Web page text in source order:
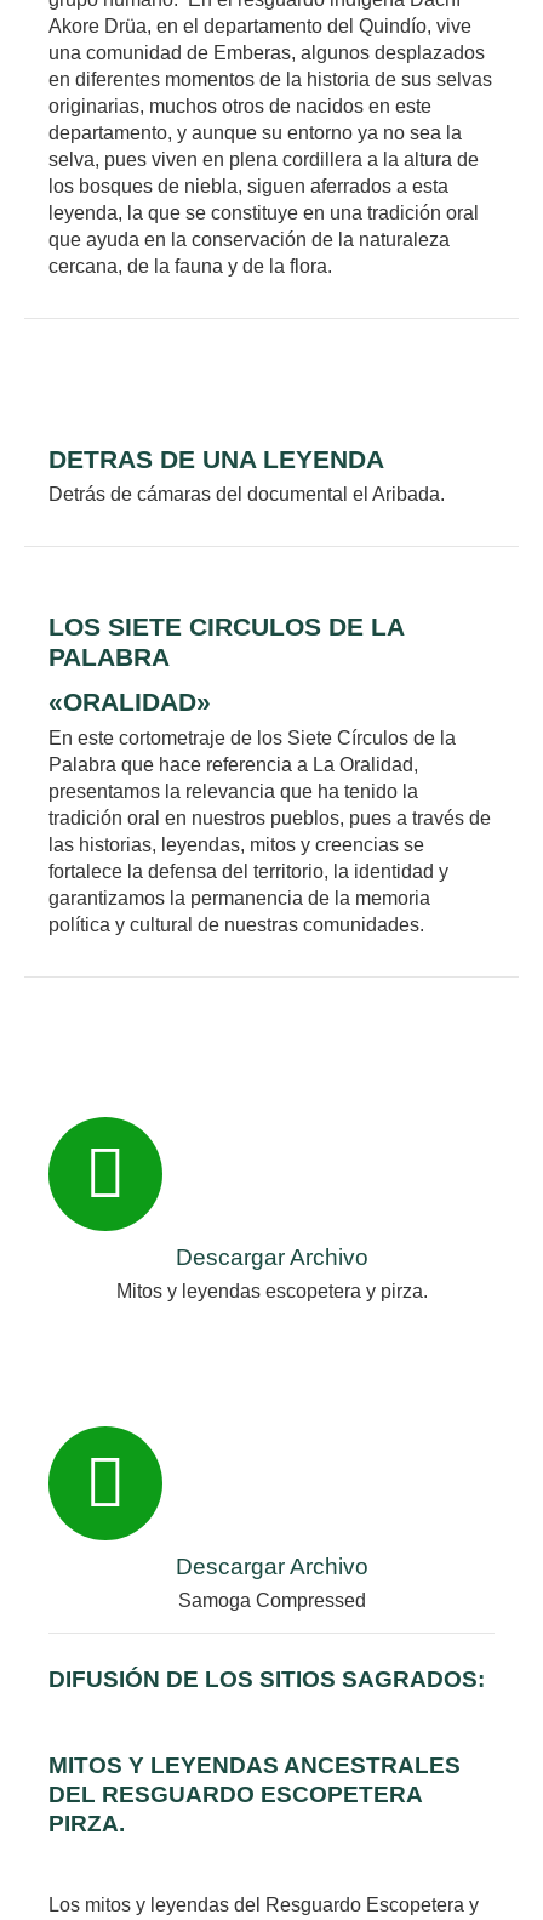
Akore Drüa, en el departamento del Quindío, vive
una comunidad de Emberas, algunos desplazados
en diferentes momentos de la historia de sus selvas
originarias, muchos otros de nacidos en este
departamento, y aunque su entorno ya no sea la
selva, pues viven en plena cordillera a la altura de
los bosques de niebla, siguen aferrados a esta
leyenda, la que se constituye en una tradición oral
que ayuda en la conservación de la naturaleza
cercana, de la fauna y de la flora.
DETRAS DE UNA LEYENDA
Detrás de cámaras del documental el Aribada.
LOS SIETE CIRCULOS DE LA
PALABRA
«ORALIDAD»
En este cortometraje de los Siete Círculos de la
Palabra que hace referencia a La Oralidad,
presentamos la relevancia que ha tenido la
tradición oral en nuestros pueblos, pues a través de
las historias, leyendas, mitos y creencias se
fortalece la defensa del territorio, la identidad y
garantizamos la permanencia de la memoria
política y cultural de nuestras comunidades.
Descargar Archivo
Mitos y leyendas escopetera y pirza.
Descargar Archivo
Samoga Compressed
DIFUSIÓN DE LOS SITIOS SAGRADOS:
MITOS Y LEYENDAS ANCESTRALES
DEL RESGUARDO ESCOPETERA
PIRZA.
Los mitos y leyendas del Resguardo Escopetera y